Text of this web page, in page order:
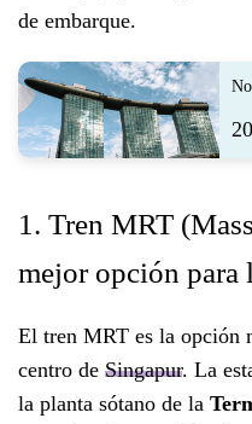
de embarque.
1. Tren MRT
mejor opción para
El tren MRT es la opción
centro de Singapur. La
la planta sótano de la